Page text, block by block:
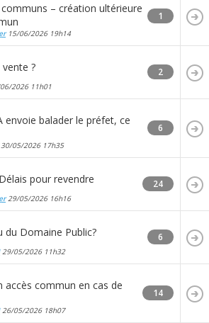
– création ultérieure
15/06/2026 19h14
1
?
2026 11h01
2
envoie balader le préfet, ce
05/2026 17h35
6
pour revendre
29/05/2026 16h16
24
du Domaine Public?
29/05/2026 11h32
6
accès commun en cas de
26/05/2026 18h07
14